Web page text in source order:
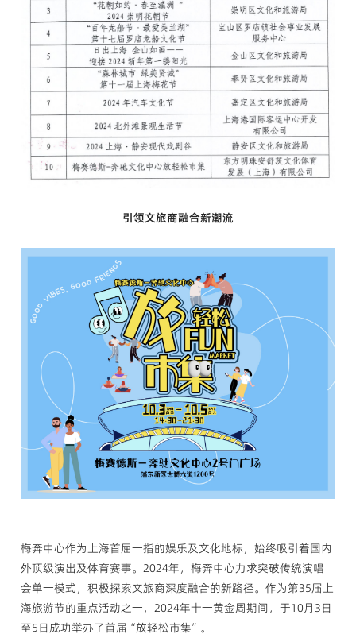
引领文旅商融合新潮流
梅奔中心作为上海首屈一指的娱乐及文化地标，始终吸引着国内
外顶级演出及体育赛事。2024年，梅奔中心力求突破传统演唱
会单一模式，积极探索文旅商深度融合的新路径。作为第35届上
海旅游节的重点活动之一，2024年十一黄金周期间，于10月3日
至5日成功举办了首届“放轻松市集”。